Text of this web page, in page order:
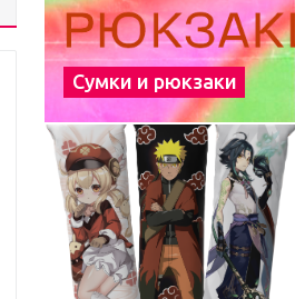
Сумки и рюкзаки